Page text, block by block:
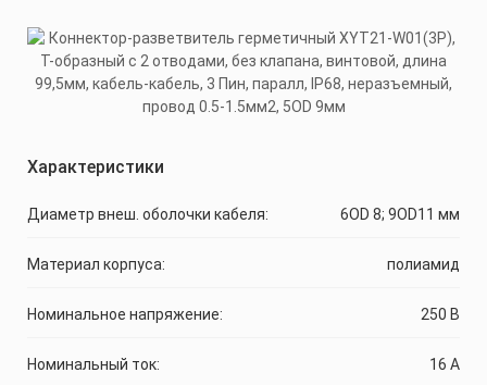
Характеристики
Диаметр внеш. оболочки кабеля: 6OD 8; 9OD11 мм
Материал корпуса: полиамид
Номинальное напряжение: 250 В
Номинальный ток: 16 А